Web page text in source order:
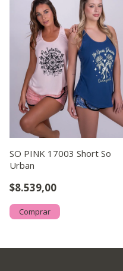
SO PINK 17003 Short So
Urban
$8.539,00
Comprar